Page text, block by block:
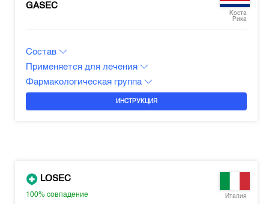
GASEC
Коста
Рика
Состав
Применяется для лечения
Фармакологическая группа
ИНСТРУКЦИЯ
LOSEC
100%совпадение Италия